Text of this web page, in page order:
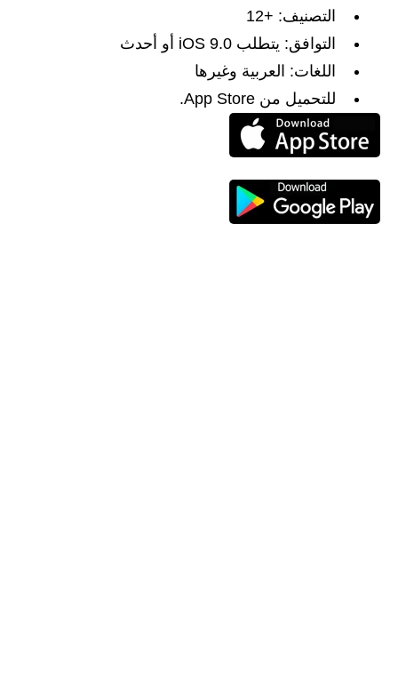
التصنيف: +12
التوافق: يتطلب iOS 9.0 أو أحدث
اللغات: العربية وغيرها
للتحميل من App Store.